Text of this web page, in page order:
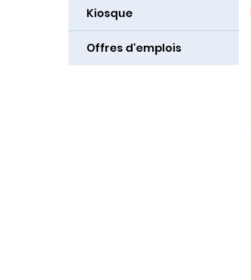
Kiosque
Offres d'emplois